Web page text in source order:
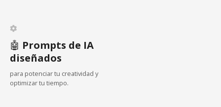
t
r
a
d
🤖 Prompts de IA
diseñados
para potenciar tu creatividad y
optimizar tu tiempo.